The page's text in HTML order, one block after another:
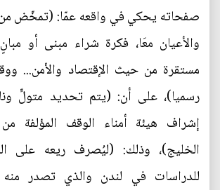
صفحاته يحكي في واقعه عمّا: (تمخّض من
والأعيان معَا، فكرة شراء مبنى أو
مستقرة من حيث الإقتصاد والأمن...
رسميا)، على أن: (يتم تحديد متولٍّ
إشراف هيئة أمناء الوقف المؤلفة
الخليج)، وذلك: (ليُصرف ريعه على
للدراسات في لندن والذي تصدر منه